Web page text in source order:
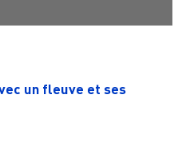
un fleuve et ses